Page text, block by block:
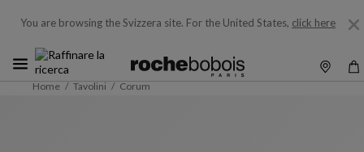
You are browsing the Svizzera site. For the United States, click here
Home Tavolini Corum